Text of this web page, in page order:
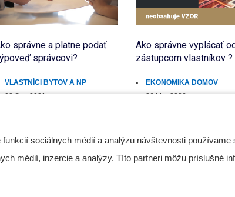
správne a platne podať
správcovi?
VLASTNÍCI BYTOV A NP
02 Sep 2021
Ako správne vyplácať
zástupcom vlastníkov ?
EKONOMIKA DOMOV
26 Mar 2026
sociálnych médií a analýzu návštevnosti
médií, inzercie a analýzy. Títo partneri môžu príslušné